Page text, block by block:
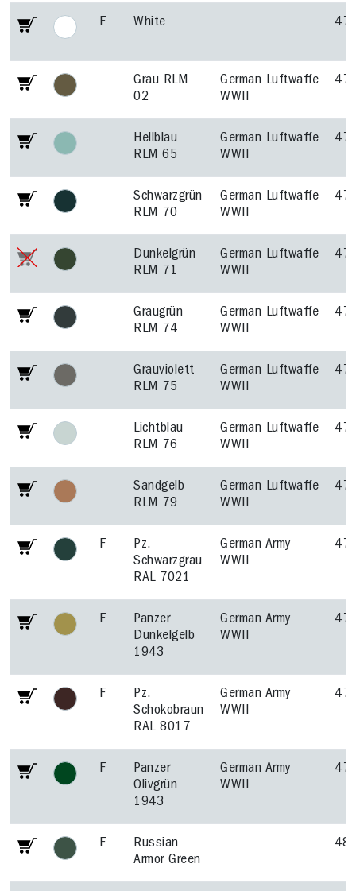
F White
Grau RLM
02
German Luftwaffe
WWII
Hellblau
RLM 65
German Luftwaffe
WWII
Schwarzgrün
RLM 70
German Luftwaffe
WWII
Dunkelgrün
RLM 71
German Luftwaffe
WWII
Graugrün
RLM 74
German Luftwaffe
WWII
Grauviolett
RLM 75
German Luftwaffe
WWII
Lichtblau
RLM 76
German Luftwaffe
WWII
Sandgelb
RLM 79
German Luftwaffe
WWII
F
Pz.
Schwarzgrau
RAL 7021
German Army
WWII
F
Panzer
Dunkelgelb
1943
German Army
WWII
F
Pz.
Schokobraun
RAL 8017
German Army
WWII
F
Panzer
Olivgrün
1943
German Army
WWII
F
Russian
Armor Green